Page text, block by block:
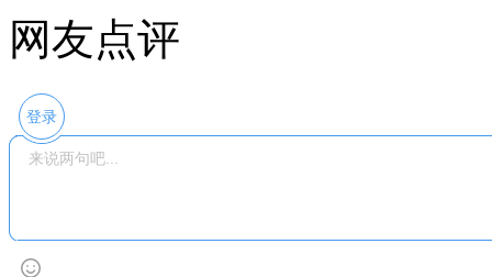
网友点评
登录